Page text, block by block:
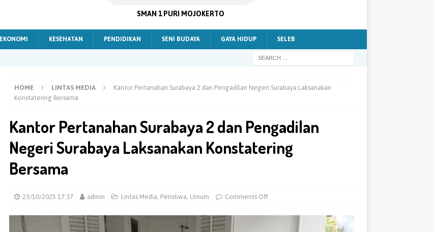
SMAN 1 PURI MOJOKERTO
EKONOMI KESEHATAN PENDIDIKAN SENI BUDAYA GAYA HIDUP SELEB
HOME LINTAS MEDIA
Kantor Pertanahan Surabaya 2 dan Pengadilan Negeri Surabaya Laksanakan
Konstatering Bersama
Kantor Pertanahan Surabaya 2 dan Pengadilan
Negeri Surabaya Laksanakan Konstatering
Bersama
23/10/2025 17:37 admin Lintas Media, Peristiwa, Umum Comments Off